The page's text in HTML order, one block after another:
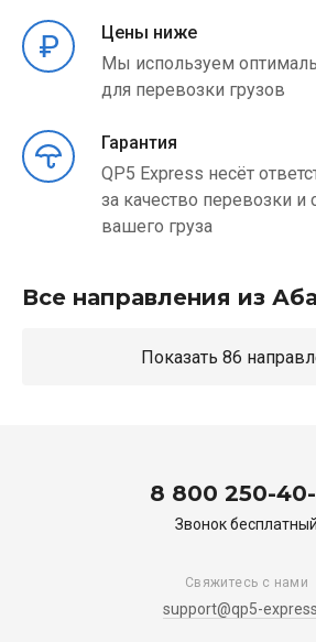
Цены ниже
Мы используем
для перевозки грузов
Гарантия
QP5 Express несёт
за качество перевозки и
вашего груза
Все направления из
Показать 86
8 800 250-
Звонок бесплатный
Свяжитесь с нами
support@qp5-